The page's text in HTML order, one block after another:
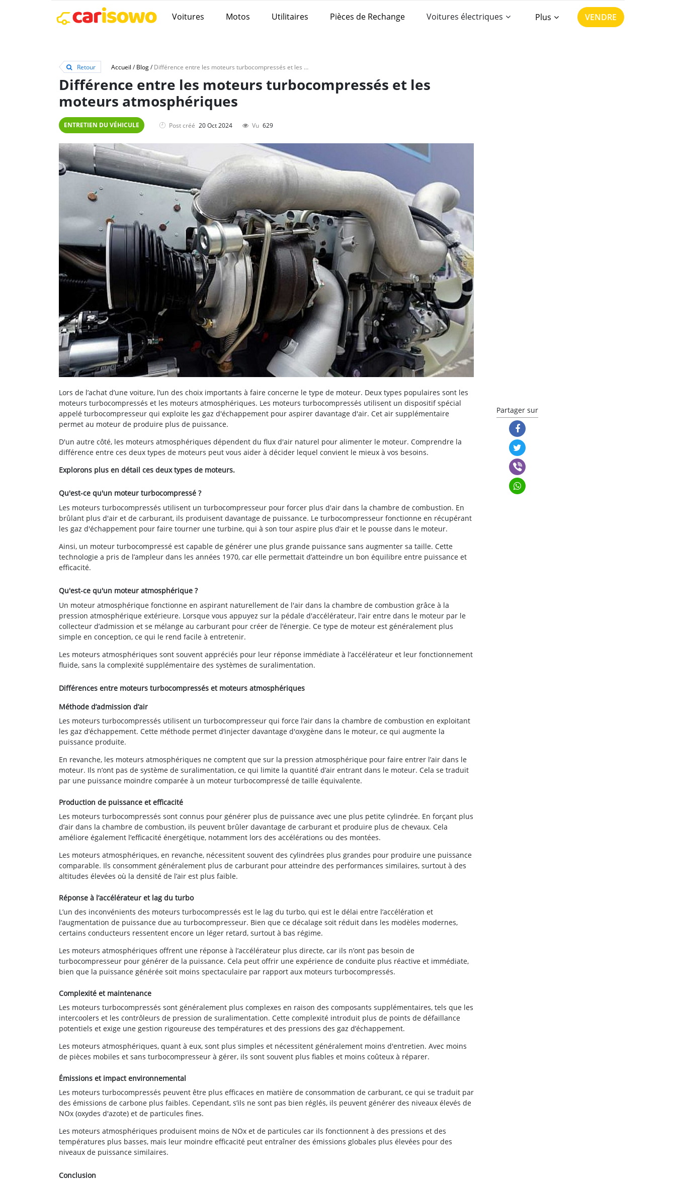
Voitures Motos Utilitaires Pièces de Rechange Voitures électriques Plus VENDRE
Retour Accueil /Blog/ Différence entre les moteurs turbocompressés et les moteurs atmosphériques
Différence entre les moteurs turbocompressés et les
moteurs atmosphériques
ENTRETIEN DU VÉHICULE Post créé 20 Oct 2024 Vu 629
Lors de l’achat d’une voiture, l’un des choix importants à faire concerne le type de moteur. Deux types populaires sont les
moteurs turbocompressés et les moteurs atmosphériques. Les moteurs turbocompressés utilisent un dispositif spécial
appelé turbocompresseur qui exploite les gaz d'échappement pour aspirer davantage d'air. Cet air supplémentaire
permet au moteur de produire plus de puissance.
D'un autre côté, les moteurs atmosphériques dépendent du flux d'air naturel pour alimenter le moteur. Comprendre la
différence entre ces deux types de moteurs peut vous aider à décider lequel convient le mieux à vos besoins.
Explorons plus en détail ces deux types de moteurs.
Qu'est-ce qu'un moteur turbocompressé ?
Les moteurs turbocompressés utilisent un turbocompresseur pour forcer plus d'air dans la chambre de combustion. En
brûlant plus d'air et de carburant, ils produisent davantage de puissance. Le turbocompresseur fonctionne en récupérant
les gaz d'échappement pour faire tourner une turbine, qui à son tour aspire plus d’air et le pousse dans le moteur.
Ainsi, un moteur turbocompressé est capable de générer une plus grande puissance sans augmenter sa taille. Cette
technologie a pris de l’ampleur dans les années 1970, car elle permettait d’atteindre un bon équilibre entre puissance et
efficacité.
Qu'est-ce qu'un moteur atmosphérique ?
Un moteur atmosphérique fonctionne en aspirant naturellement de l'air dans la chambre de combustion grâce à la
pression atmosphérique extérieure. Lorsque vous appuyez sur la pédale d'accélérateur, l'air entre dans le moteur par le
collecteur d’admission et se mélange au carburant pour créer de l’énergie. Ce type de moteur est généralement plus
simple en conception, ce qui le rend facile à entretenir.
Les moteurs atmosphériques sont souvent appréciés pour leur réponse immédiate à l’accélérateur et leur fonctionnement
fluide, sans la complexité supplémentaire des systèmes de suralimentation.
Différences entre moteurs turbocompressés et moteurs atmosphériques
Méthode d’admission d’air
Les moteurs turbocompressés utilisent un turbocompresseur qui force l’air dans la chambre de combustion en exploitant
les gaz d’échappement. Cette méthode permet d’injecter davantage d'oxygène dans le moteur, ce qui augmente la
puissance produite.
En revanche, les moteurs atmosphériques ne comptent que sur la pression atmosphérique pour faire entrer l’air dans le
moteur. Ils n’ont pas de système de suralimentation, ce qui limite la quantité d’air entrant dans le moteur. Cela se traduit
par une puissance moindre comparée à un moteur turbocompressé de taille équivalente.
Production de puissance et efficacité
Les moteurs turbocompressés sont connus pour générer plus de puissance avec une plus petite cylindrée. En forçant plus
d’air dans la chambre de combustion, ils peuvent brûler davantage de carburant et produire plus de chevaux. Cela
améliore également l’efficacité énergétique, notamment lors des accélérations ou des montées.
Les moteurs atmosphériques, en revanche, nécessitent souvent des cylindrées plus grandes pour produire une puissance
comparable. Ils consomment généralement plus de carburant pour atteindre des performances similaires, surtout à des
altitudes élevées où la densité de l’air est plus faible.
Réponse à l’accélérateur et lag du turbo
L’un des inconvénients des moteurs turbocompressés est le lag du turbo, qui est le délai entre l’accélération et
l’augmentation de puissance due au turbocompresseur. Bien que ce décalage soit réduit dans les modèles modernes,
certains conducteurs ressentent encore un léger retard, surtout à bas régime.
Les moteurs atmosphériques offrent une réponse à l’accélérateur plus directe, car ils n’ont pas besoin de
turbocompresseur pour générer de la puissance. Cela peut offrir une expérience de conduite plus réactive et immédiate,
bien que la puissance générée soit moins spectaculaire par rapport aux moteurs turbocompressés.
Complexité et maintenance
Les moteurs turbocompressés sont généralement plus complexes en raison des composants supplémentaires, tels que les
intercoolers et les contrôleurs de pression de suralimentation. Cette complexité introduit plus de points de défaillance
potentiels et exige une gestion rigoureuse des températures et des pressions des gaz d’échappement.
Les moteurs atmosphériques, quant à eux, sont plus simples et nécessitent généralement moins d'entretien. Avec moins
de pièces mobiles et sans turbocompresseur à gérer, ils sont souvent plus fiables et moins coûteux à réparer.
Émissions et impact environnemental
Les moteurs turbocompressés peuvent être plus efficaces en matière de consommation de carburant, ce qui se traduit par
des émissions de carbone plus faibles. Cependant, s’ils ne sont pas bien réglés, ils peuvent générer des niveaux élevés de
NOx (oxydes d'azote) et de particules fines.
Les moteurs atmosphériques produisent moins de NOx et de particules car ils fonctionnent à des pressions et des
températures plus basses, mais leur moindre efficacité peut entraîner des émissions globales plus élevées pour des
niveaux de puissance similaires.
Conclusion
Partager sur